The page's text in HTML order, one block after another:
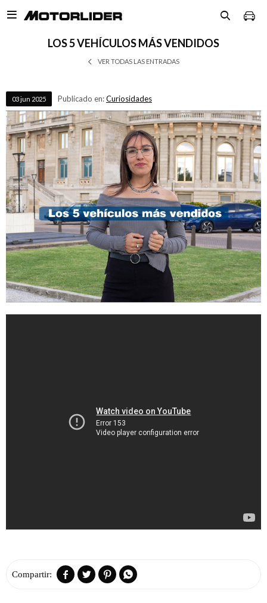

LOS 5 VEHÍCULOS MÁS VENDIDOS
VER TODAS LAS ENTRADAS
03jun 2025 Publicado en:Curiosidades
   